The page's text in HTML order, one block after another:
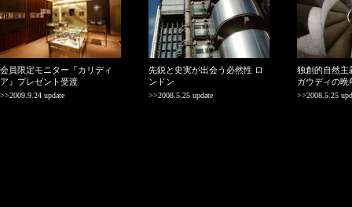
会員限定モニター『カリディ
ア』プレゼント受渡
>>2009.9.24 update
先鋭と史実が出会う必然性 ロ
ンドン
>>2008.5.25 update
独創的自然主
ガウディの晩
>>2008.5.25